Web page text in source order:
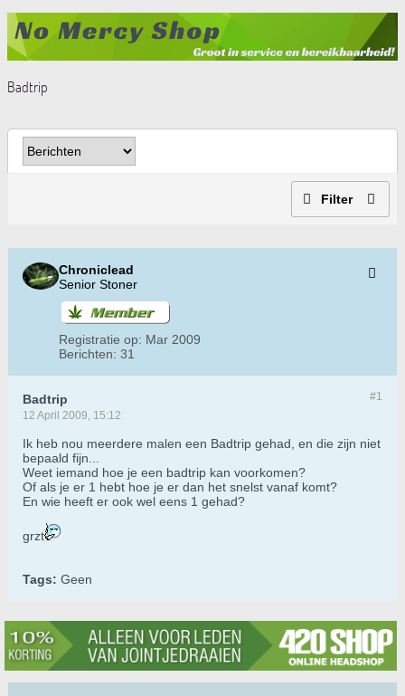
Badtrip
Filter
Chroniclead
Senior Stoner
Registratie op: Mar 2009
Berichten: 31
#1
Badtrip
12 April 2009, 15:12
Ik heb nou meerdere malen een Badtrip gehad, en die zijn niet
bepaald fijn...
Weet iemand hoe je een badtrip kan voorkomen?
Of als je er 1 hebt hoe je er dan het snelst vanaf komt?
En wie heeft er ook wel eens 1 gehad?
grzt
Tags: Geen